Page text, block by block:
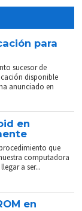
para
sucesor de
disponible
anunciado en
en
que
computadora
a ser...
en